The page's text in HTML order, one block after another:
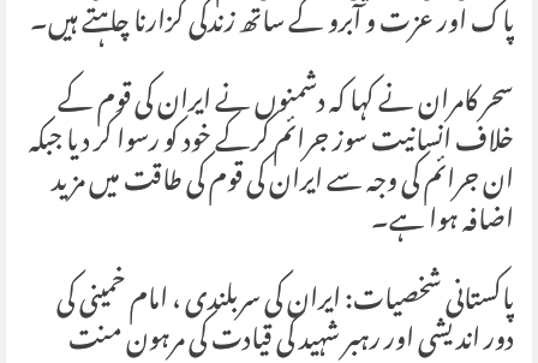
پاک اور عزت و آبرو کے ساتھ زندگی گزارنا چاہتے ہیں۔
سحر کامران نے کہا کہ دشمنوں نے ایران کی قوم کے
خلاف انسانیت سوز جرائم کرکے خود کو رسوا کر دیا جبکہ
ان جرائم کی وجہ سے ایران کی قوم کی طاقت میں مزید
اضافہ ہوا ہے۔
پاکستانی شخصیات: ایران کی سربلندی ، امام خمینی کی
دور اندیشی اور رہبر شہید کی قیادت کی مرہون منت